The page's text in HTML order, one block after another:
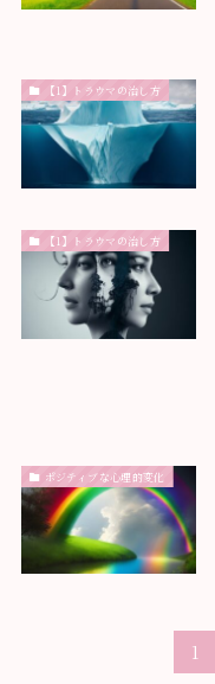
【1】トラウマの治し方
【1】トラウマの治し方
ポジティブな心理的変化
1